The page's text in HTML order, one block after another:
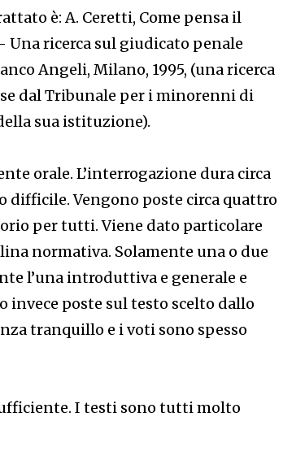
è: A. Ceretti, Come pensa il
ricerca sul giudicato penale
Angeli, Milano, 1995, (una ricerca
dal Tribunale per i minorenni di
sua istituzione).
orale. L’interrogazione dura circa
Vengono poste circa quattro
per tutti. Viene dato particolare
normativa. Solamente una o due
l’una introduttiva e generale e
invece poste sul testo scelto dallo
tranquillo e i voti sono spesso
I testi sono tutti molto